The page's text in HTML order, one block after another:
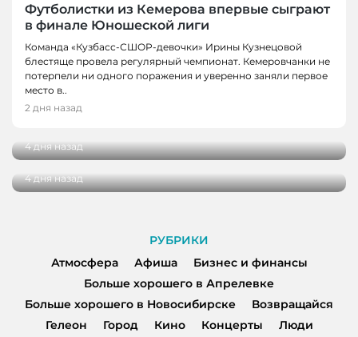
Футболистки из Кемерова впервые сыграют
в финале Юношеской лиги
Команда «Кузбасс-СШОР-девочки» Ирины Кузнецовой
блестяще провела регулярный чемпионат. Кемеровчанки не
потерпели ни одного поражения и уверенно заняли первое
место в..
2 дня назад
НОВОСТИ, НОВОСТИ КЕМЕРОВО
В Кемерове выбрали лучшую практику
4 дня назад
НОВОСТИ, НОВОСТИ КЕМЕРОВО, НОВОСТИ
НОВОКУЗНЕЦКА
проектов
4 дня назад
РУБРИКИ
Атмосфера
Афиша
Бизнес и финансы
Больше хорошего в Апрелевке
Больше хорошего в Новосибирске
Возвращайся
Гелеон
Город Кино Концерты
Люди